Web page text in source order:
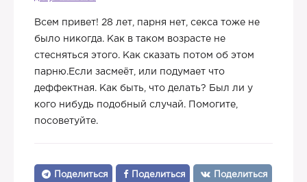
Всем привет! 28 лет, парня нет, секса тоже не
было никогда. Как в таком возрасте не
стесняться этого. Как сказать потом об этом
парню.Если засмеёт, или подумает что
деффектная. Как быть, что делать? Был ли у
кого нибудь подобный случай. Помогите,
посоветуйте.
Поделиться Поделиться Поделиться